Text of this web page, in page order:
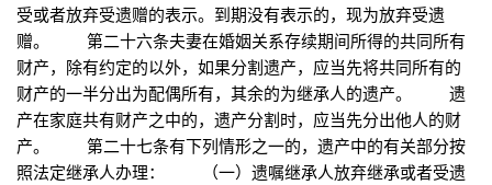
受或者放弃受遗赠的表示。到期没有表示的，现为放弃受遗
赠。 第二十六条夫妻在婚姻关系存续期间所得的共同所有
财产，除有约定的以外，如果分割遗产，应当先将共同所有的
财产的一半分出为配偶所有，其余的为继承人的遗产。 遗
产在家庭共有财产之中的，遗产分割时，应当先分出他人的财
产。 第二十七条有下列情形之一的，遗产中的有关部分按
照法定继承人办理： （一）遗嘱继承人放弃继承或者受遗